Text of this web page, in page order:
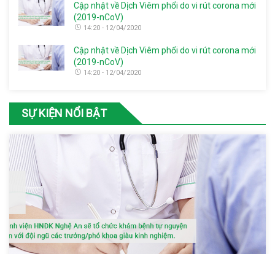
Cập nhật về Dịch Viêm phổi do vi rút corona mới
(2019-nCoV)
14:20 - 12/04/2020
Cập nhật về Dịch Viêm phổi do vi rút corona mới
(2019-nCoV)
14:20 - 12/04/2020
SỰ KIỆN NỔI BẬT